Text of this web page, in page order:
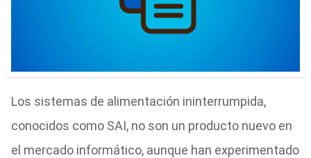
Los sistemas de alimentación ininterrumpida,
conocidos como SAI, no son un producto nuevo en
el mercado informático, aunque han experimentado